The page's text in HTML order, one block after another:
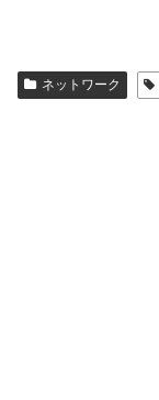
ネットワーク